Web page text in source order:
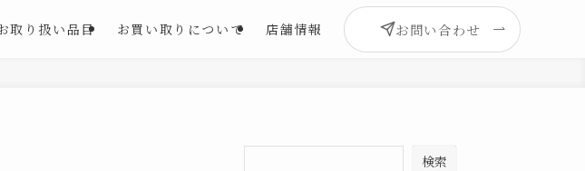
取り扱い品目 お買い取りについて 店舗情報 お問い合わせ
検索